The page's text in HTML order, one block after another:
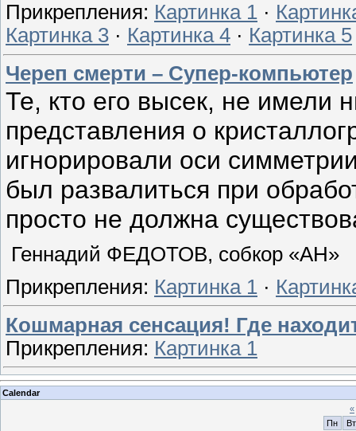
Прикрепления: Картинка 1 ·
Картинка 3 · Картинка 4 · Картинка 5
Череп смерти – Супер-компьютер
Те, кто его высек, не имели
представления о
игнорировали оси
был развалиться при
просто не должна
Геннадий ФЕДОТОВ, собкор «АН»
Прикрепления: Картинка 1 ·
Кошмарная сенсация! Где
Прикрепления: Картинка 1
Calendar
«
Пн
Вт